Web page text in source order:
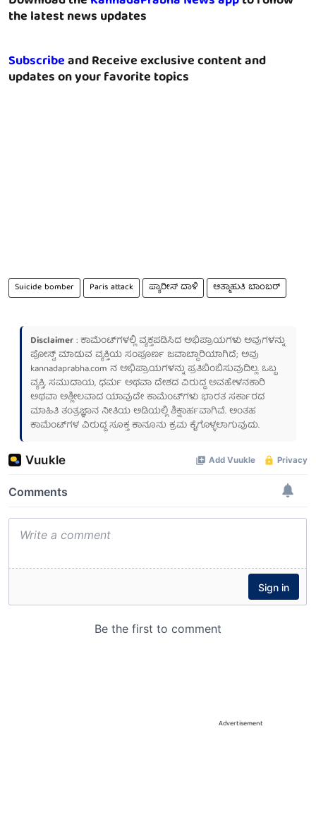
the latest news updates
Subscribeand Receive exclusive content and
updates on your favorite topics
Suicide bomber Paris attack ಪ್ಯಾರೀಸ್ ದಾಳಿ ಆತ್ಮಾಹುತಿ ಬಾಂಬರ್‌
Disclaimer: ಕಾಮೆಂಟ್‌ಗಳಲ್ಲಿ ವ್ಯಕ್ತಪಡಿಸಿದ ಅಭಿಪ್ರಾಯಗಳು ಅವುಗಳನ್ನು
ಪೋಸ್ಟ್ ಮಾಡುವ ವ್ಯಕ್ತಿಯ ಸಂಪೂರ್ಣ ಜವಾಬ್ದಾರಿಯಾಗಿದೆ; ಅವು
kannadaprabha.com ನ ಅಭಿಪ್ರಾಯಗಳನ್ನು ಪ್ರತಿಬಿಂಬಿಸುವುದಿಲ್ಲ. ಒಬ್ಬ
ವ್ಯಕ್ತಿ, ಸಮುದಾಯ, ಧರ್ಮ ಅಥವಾ ದೇಶದ ವಿರುದ್ಧ ಅವಹೇಳನಕಾರಿ
ಅಥವಾ ಅಶ್ಲೀಲವಾದ ಯಾವುದೇ ಕಾಮೆಂಟ್‌ಗಳು ಭಾರತ ಸರ್ಕಾರದ
ಮಾಹಿತಿ ತಂತ್ರಜ್ಞಾನ ನೀತಿಯ ಅಡಿಯಲ್ಲಿ ಶಿಕ್ಷಾರ್ಹವಾಗಿವೆ. ಅಂತಹ
ಕಾಮೆಂಟ್‌ಗಳ ವಿರುದ್ಧ ಸೂಕ್ತ ಕಾನೂನು ಕ್ರಮ ಕೈಗೊಳ್ಳಲಾಗುವುದು.
Advertisement